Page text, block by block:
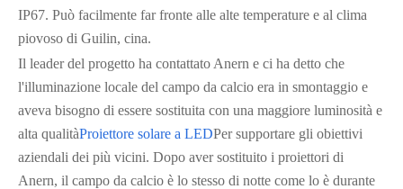
IP67. Può facilmente far fronte alle alte temperature e al clima
piovoso di Guilin, cina.
Il leader del progetto ha contattato Anern e ci ha detto che
l'illuminazione locale del campo da calcio era in smontaggio e
aveva bisogno di essere sostituita con una maggiore luminosità e
alta qualitàProiettore solare a LEDPer supportare gli obiettivi
aziendali dei più vicini. Dopo aver sostituito i proiettori di
Anern, il campo da calcio è lo stesso di notte come lo è durante